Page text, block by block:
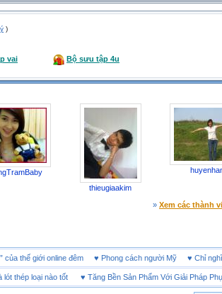
)
vai Bộ sưu tập 4u
thieugiaakim
» Xem các thành
của thế giới online đêm♥Phong cách người Mỹ♥Chỉ
loại nào tốt♥ Tăng Bền Sản Phẩm Với Giải Pháp Phụ